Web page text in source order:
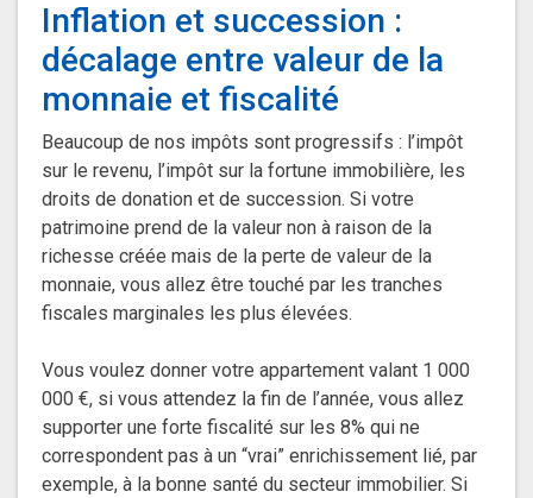
Inflation et succession :
décalage entre valeur de la
monnaie et fiscalité
Beaucoup de nos impôts sont progressifs : l’impôt
sur le revenu, l’impôt sur la fortune immobilière, les
droits de donation et de succession. Si votre
patrimoine prend de la valeur non à raison de la
richesse créée mais de la perte de valeur de la
monnaie, vous allez être touché par les tranches
fiscales marginales les plus élevées.
Vous voulez donner votre appartement valant 1 000
000 €, si vous attendez la fin de l’année, vous allez
supporter une forte fiscalité sur les 8% qui ne
correspondent pas à un “vrai” enrichissement lié, par
exemple, à la bonne santé du secteur immobilier. Si